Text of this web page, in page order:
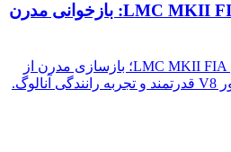
تجربه رانندگی با LMC MKII FIA: بازخوانی مدرن
بررسی کامل خودروی LMC MKII FIA؛ بازسازی مدرن از
یک نماد کلاسیک با موتور V8 قدرتمند و تجربه رانندگی آنالوگ.